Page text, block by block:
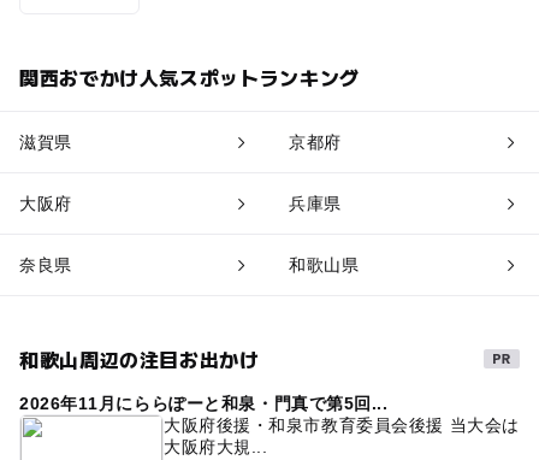
関西おでかけ人気スポットランキング
滋賀県 京都府
大阪府 兵庫県
奈良県 和歌山県
和歌山周辺の注目お出かけ
2026年11月にららぽーと和泉・門真で第5回...
大阪府後援・和泉市教育委員会後援 当大会は
大阪府大規...